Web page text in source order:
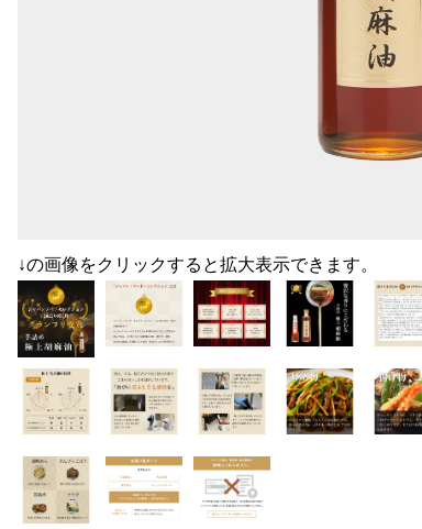
↓の画像をクリックすると拡大表示できます。